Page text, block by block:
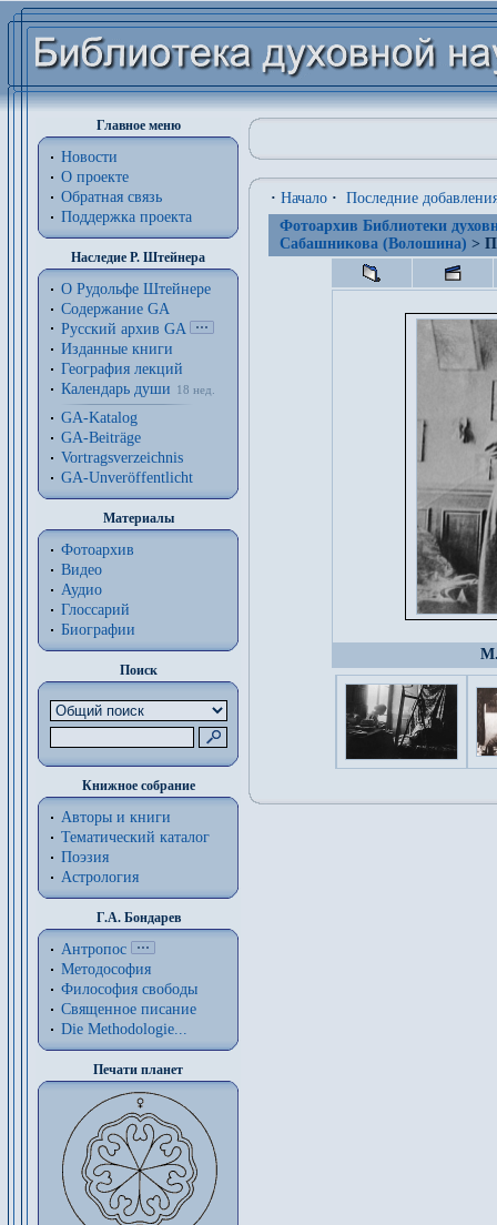
Главное меню
Новости
О проекте
Обратная связь
Поддержка проекта
Наследие Р. Штейнера
О Рудольфе Штейнере
Содержание GA
Русский архив GA
Изданные книги
География лекций
Календарь души
18 нед.
GA-Katalog
GA-Beiträge
Vortragsverzeichnis
GA-Unveröffentlicht
Материалы
Фотоархив
Видео
Аудио
Глоссарий
Биографии
Поиск
Книжное собрание
Авторы и книги
Тематический каталог
Поэзия
Астрология
Г.А. Бондарев
Антропос
Методософия
Философия cвободы
Священное писание
Die Methodologie...
Печати планет
· Начало · Последние
Фотоархив Библиотеки
Сабашникова (Волошина) >